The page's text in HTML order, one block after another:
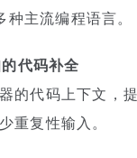
主流编程语言。
代码补全
的代码上下文，
重复性输入。